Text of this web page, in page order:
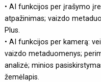
• AI funkcijos per įrašymo
atpažinimas; vaizdo
Plus.
• AI funkcijos per kamerą:
vaizdo metaduomenys;
analizė; minios
žemėlapis.